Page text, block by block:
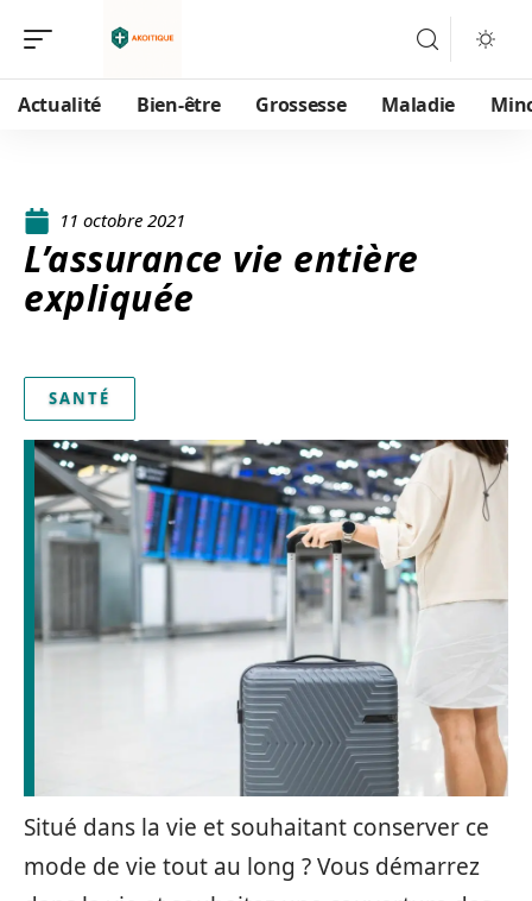
Actualité Bien-être Grossesse Maladie
11 octobre 2021
L’assurance vie entière
expliquée
SANTÉ
Situé dans la vie et souhaitant conserver ce
mode de vie tout au long ? Vous démarrez